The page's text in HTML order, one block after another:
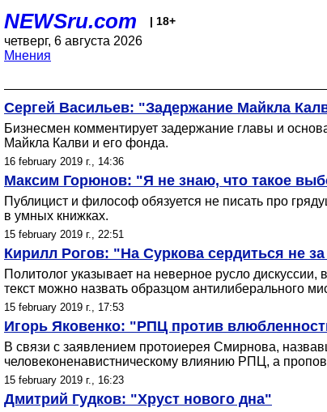
NEWSru.com | 18+
четверг, 6 августа 2026
Мнения
Сергей Васильев: "Задержание Майкла
Бизнесмен комментирует задержание главы и
Майкла Калви и его фонда.
16 february 2019 г., 14:36
Максим Горюнов: "Я не знаю, что такое
Публицист и философ обязуется не писать про
в умных книжках.
15 february 2019 г., 22:51
Кирилл Рогов: "На Суркова сердиться не
Политолог указывает на неверное русло
текст можно назвать образцом антилиберального
15 february 2019 г., 17:53
Игорь Яковенко: "РПЦ против
В связи с заявлением протоиерея Смирнова,
человеконенавистническому влиянию РПЦ, а
15 february 2019 г., 16:23
Дмитрий Гудков: "Хруст нового дна"